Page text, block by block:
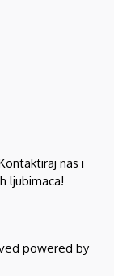
nas i
ljubimaca!
powered by